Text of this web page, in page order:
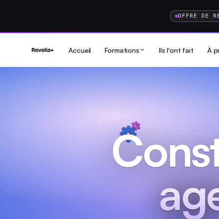
OFFRE DE
Accueil Formations Ils l'ont fait À